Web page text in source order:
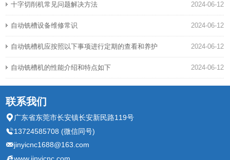
2024-06-12
十字切削机常见问题解决方法
2024-06-12
自动铣槽设备维修常识
2024-06-12
自动铣槽机应按照以下事项进行定期的查看和养护
2024-06-12
自动铣槽机的性能介绍和特点如下
联系我们
广东省东莞市长安镇长安新民路119号
13724585708 (微信同号)
jinyicnc1688@163.com
www.jinyicnc.com